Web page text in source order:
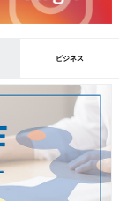
ビジネス